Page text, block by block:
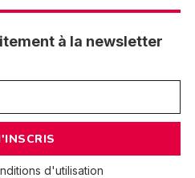
à la newsletter
d'utilisation